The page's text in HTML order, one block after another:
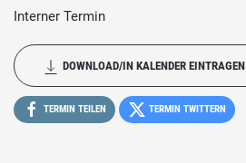
Interner Termin
DOWNLOAD/IN KALENDER EINTRAGEN
TERMIN TEILEN TERMIN TWITTERN